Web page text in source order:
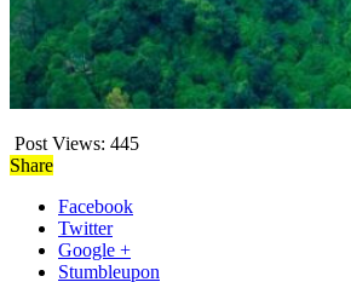
Post Views: 445
Share
Facebook
Twitter
Google +
Stumbleupon